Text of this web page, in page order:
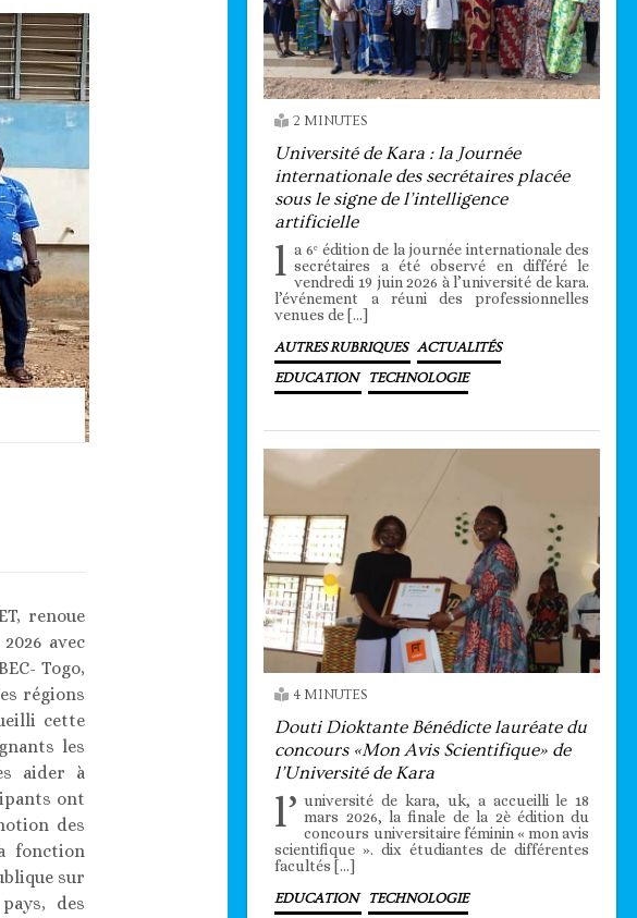
renoue
avec
Togo,
régions
cette
les
aider à
ont
des
fonction
sur
des
2 MINUTES
Université de Kara : la Journée
internationale des secrétaires placée
sous le signe de l’intelligence
artificielle
l a 6ᵉ édition de la journée internationale des
secrétaires a été observé en différé le
vendredi 19 juin 2026 à l’université de kara.
l’événement a réuni des professionnelles
venues de […]
AUTRES RUBRIQUES ACTUALITÉS
EDUCATION TECHNOLOGIE
4 MINUTES
Douti Dioktante Bénédicte lauréate du
concours «Mon Avis Scientifique» de
l’Université de Kara
l’ université de kara, uk, a accueilli le 18
mars 2026, la finale de la 2è édition du
concours universitaire féminin « mon avis
scientifique ». dix étudiantes de différentes
facultés […]
EDUCATION TECHNOLOGIE